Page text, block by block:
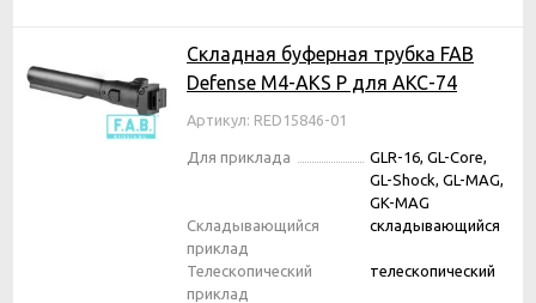
Складная буферная трубка FAB
Defense M4-AKS P для АКС-74
Артикул: RED15846-01
Для приклада
GLR-16, GL-Core,
GL-Shock, GL-MAG,
GK-MAG
Складывающийся
приклад
складывающийся
Телескопический
приклад
телескопический